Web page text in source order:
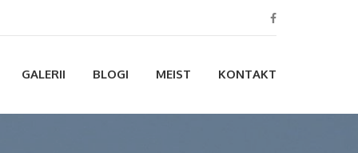
GALERII BLOGI MEIST KONTAKT